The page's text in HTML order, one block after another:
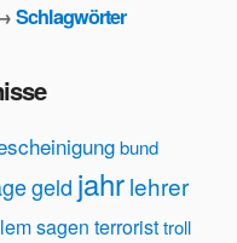
Schlagwörter
bund
geld jahrlehrer
sagen terroristtroll